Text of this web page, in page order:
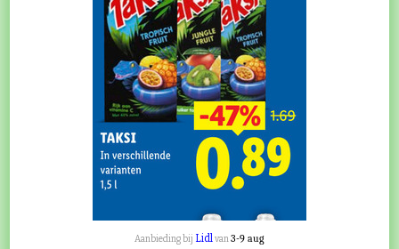
Aanbieding bij Lidlvan3-9 aug